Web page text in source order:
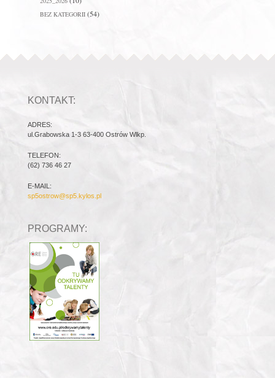
BEZ KATEGORII(54)
KONTAKT:
ADRES:
ul.Grabowska 1-3 63-400 Ostrów Wlkp.
TELEFON:
(62) 736 46 27
E-MAIL:
sp5ostrow@sp5.kylos.pl
PROGRAMY: